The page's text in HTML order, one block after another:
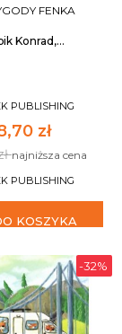
FENKA
Konrad,...
PUBLISHING
zł
najniższa cena
PUBLISHING
KOSZYKA
-32%